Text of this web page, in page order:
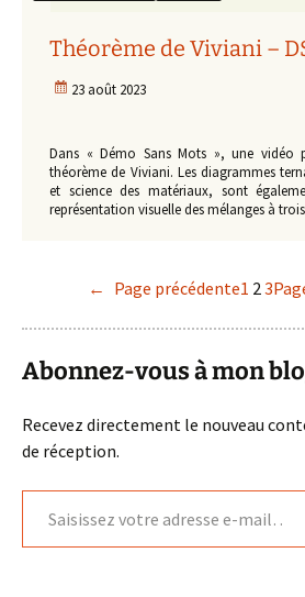
Théorème de Viviani –
23 août 2023
Dans « Démo Sans Mots », une vidéo
théorème de Viviani. Les diagrammes
et science des matériaux, sont
représentation visuelle des mélanges à
← Page précédente1 23
Abonnez-vous à mon
Recevez directement le nouveau
de réception.
Saisissez votre adresse e-mail…